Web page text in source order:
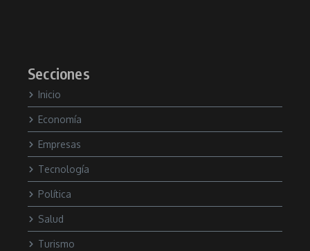
Secciones
Inicio
Economía
Empresas
Tecnología
Política
Salud
Turismo